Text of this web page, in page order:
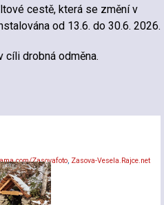
cestě, která se změní v
od 13.6. do 30.6. 2026.
cíli drobná odměna.
Zasovafoto Zasova-Vesela.Rajce.net